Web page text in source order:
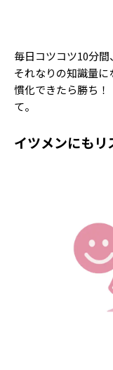
毎日コツコツ10分
それなりの知識量
慣化できたら勝ち
て。
イツメンにもリ